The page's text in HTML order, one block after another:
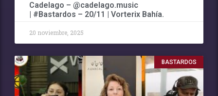
Cadelago – @cadelago.music
| #Bastardos – 20/11 | Vorterix Bahía.
20 noviembre, 2025
BASTARDOS